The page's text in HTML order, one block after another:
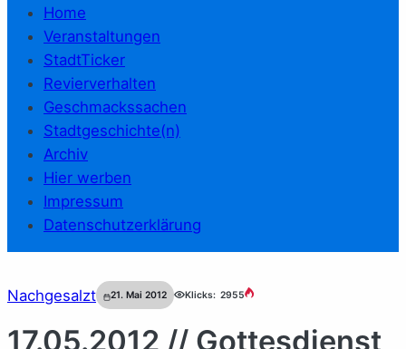
Home
Veranstaltungen
StadtTicker
Revierverhalten
Geschmackssachen
Stadtgeschichte(n)
Archiv
Hier werben
Impressum
Datenschutzerklärung
Nachgesalzt 21. Mai 2012 Klicks: 2955
17.05.2012 // Gottesdienst